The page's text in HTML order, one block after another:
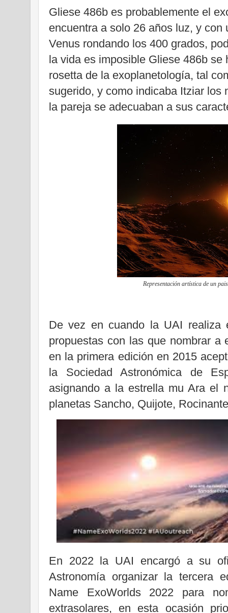
Gliese 486b es probablemente el
encuentra a solo 26 años luz, y
Venus rondando los 400 grados,
la vida es imposible Gliese 486b se
rosetta de la exoplanetología, tal
sugerido, y como indicaba Itziar los
la pareja se adecuaban a sus
Representación artística deun
De vez en cuando la UAI realiza
propuestas con las que nombrar
en la primera edición en 2015
la Sociedad Astronómica de
asignando a la estrella mu Ara el
planetas Sancho, Quijote,
En 2022 la UAI encargó a su
Astronomía organizar la tercera
Name ExoWorlds 2022 para
extrasolares, en esta ocasión